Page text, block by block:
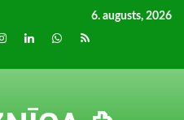
6. augusts, 2026
LinkedInwhatsapp
RSS